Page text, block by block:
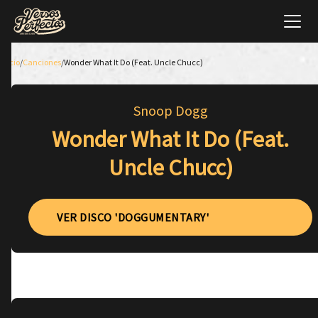
Inicio/Canciones/Wonder What It Do (Feat. Uncle Chucc)
Snoop Dogg
Wonder What It Do (Feat.
Uncle Chucc)
VER DISCO 'DOGGUMENTARY'